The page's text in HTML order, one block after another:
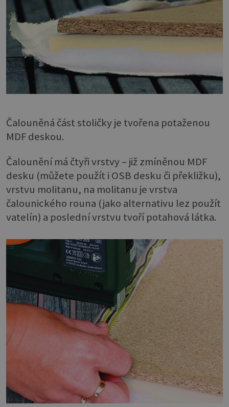
Čalouněná část stoličky je tvořena potaženou
MDF deskou.
Čalounění má čtyři vrstvy – již zmíněnou MDF
desku (můžete použít i OSB desku či překližku),
vrstvu molitanu, na molitanu je vrstva
čalounického rouna (jako alternativu lez použít
vatelín) a poslední vrstvu tvoří potahová látka.